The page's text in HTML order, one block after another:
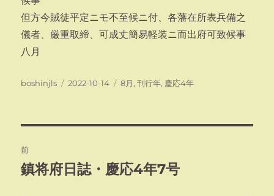
但方今賊徒平定ニモ不至候ニ付、各藩在所表兵備之
儀者、厳重取締、可成丈簡易軽装ニ而出府可致候事
八月
投
boshinjls
投
2022-10-14
カ
8月 ,刊行年, 慶応4年
稿
前
前
鎮将府日誌・慶応4年7号